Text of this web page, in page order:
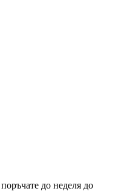
поръчате до неделя до